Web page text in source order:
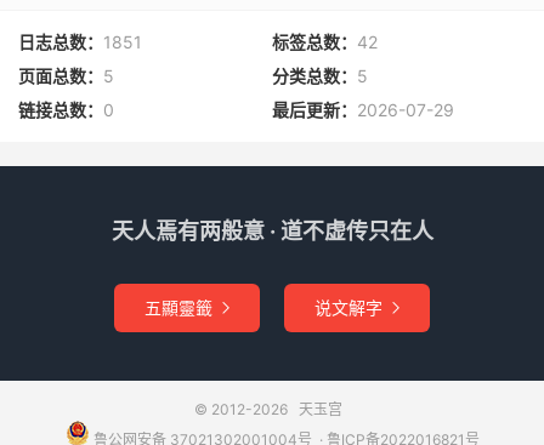
琼篆腾祥，玉华结瑞。散烂丹天，召集天帅。以今神霄玉情
行府焚符关召神霄功曹、素女，土地正神，疾速到坛，有事
金火铃律令。
玄曹玉文，立功之官。主持玉清，奏告三天。上帝有勑，速
见神光。急急如丹霄流金火铃律令。
日志总数： 1851 标签总数： 42
页面总数： 5 分类总数： 5
链接总数： 0 最后更新： 2026-07-29
天人焉有两般意 · 道不虚传只在人
五顯靈籤  说文解字 
© 2012-2026 天玉宫
鲁公网安备 37021302001004号 ​​​ · 鲁ICP备2022016821号